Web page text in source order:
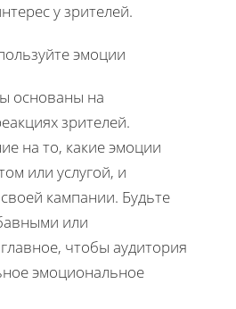
у зрителей.
эмоции
основаны на
зрителей.
на то, какие эмоции
или услугой, и
кампании. Будьте
или
чтобы аудитория
эмоциональное